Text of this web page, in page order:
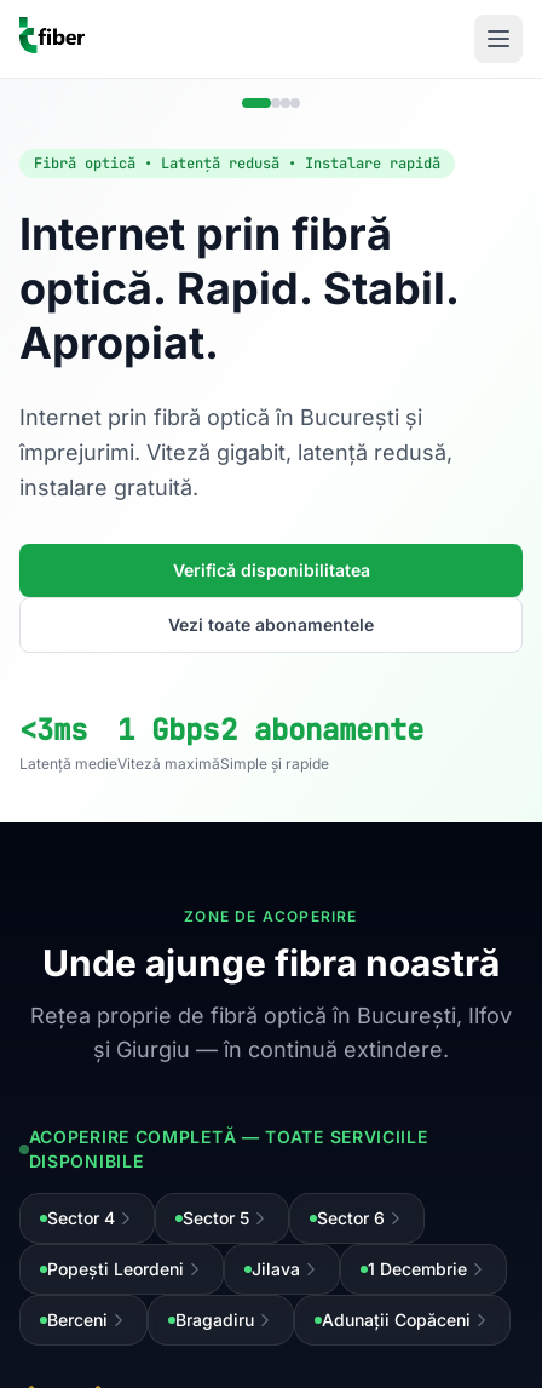
Fibră optică • Latență redusă • Instalare rapidă
Internet prin fibră
optică. Rapid. Stabil.
Apropiat.
Internet prin fibră optică în București și
împrejurimi. Viteză gigabit, latență redusă,
instalare gratuită.
Verifică disponibilitatea
Vezi toate abonamentele
<3ms
Latență medie
1 Gbps
Viteză maximă
2 abonamente
Simple și rapide
Acasă
Internet Rezidențial
Fibră optică până la 1 Gbps, direct în casa ta.
ZONE DE ACOPERIRE
Unde ajunge fibra noastră
Rețea proprie de fibră optică în București, Ilfov
și Giurgiu — în continuă extindere.
ACOPERIRE COMPLETĂ — TOATE SERVICIILE
DISPONIBILE
Sector 4 Sector 5 Sector 6
Popești Leordeni Jilava 1 Decembrie
Berceni Bragadiru Adunații Copăceni